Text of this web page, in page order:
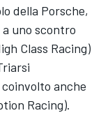
della Porsche,
uno scontro
Class Racing)
anche
Racing).